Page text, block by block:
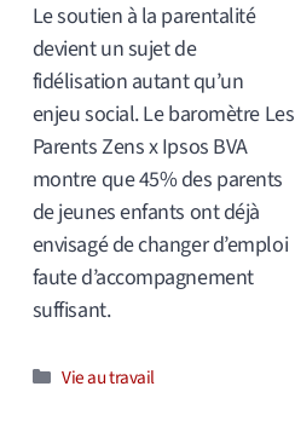
Le soutien à la parentalité
devient un sujet de
fidélisation autant qu’un
enjeu social. Le baromètre Les
Parents Zens x Ipsos BVA
montre que 45% des parents
de jeunes enfants ont déjà
envisagé de changer d’emploi
faute d’accompagnement
suffisant.
Catégories
Vie au travail